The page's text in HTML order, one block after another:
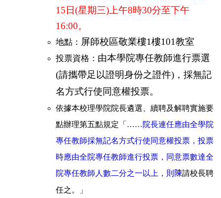
15日(星期三)上午8時30分至下午
16:00。
地點： 屏師校區敬業樓1樓101教室
投票資格： 由本學院專任教師進行票選
(請攜帶足以證明身份之證件)，採無記
名方式行使同意權投票。
依據本校理學院院長遴選、續聘及解聘實施要
點辦理第五點規定「……院長連任應由全學院
專任教師採無記名方式行使同意權投票，投票
時應由全院專任教師進行投票，同意票數達全
院專任教師人數二分之一以上，則 陳請校長聘
任之。
」